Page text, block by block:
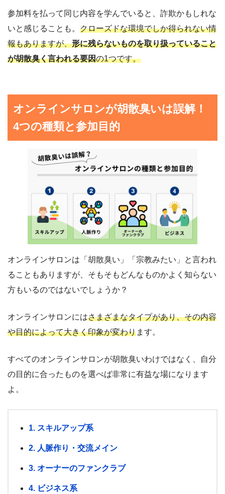
参加料を払って同じ内容を学んでいると、詐欺かもしれな
いと感じることも。 クローズドな環境でしか得られない情
報もありますが、形に残らないものを取り扱っていること
が胡散臭く言われる要因の1つです。
オンラインサロンが胡散臭いは誤解！
4つの種類と参加目的
オンラインサロンは「胡散臭い」「宗教みたい」と言われ
ることもありますが、そもそもどんなものかよく知らない
方もいるのではないでしょうか？
オンラインサロンにはさまざまなタイプがあり、その内容
や目的によって大きく印象が変わります。
すべてのオンラインサロンが胡散臭いわけではなく、自分
の目的に合ったものを選べば非常に有益な場になります
よ。
1. スキルアップ系
2. 人脈作り・交流メイン
3. オーナーのファンクラブ
4. ビジネス系